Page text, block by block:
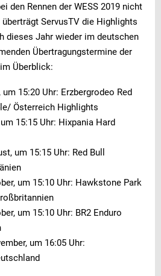
den Rennen der WESS 2019 nicht
überträgt ServusTV die Highlights
dieses Jahr wieder im deutschen
Übertragungstermine der
Überblick:
15:20 Uhr: Erzbergrodeo Red
Österreich Highlights
15:15 Uhr: Hixpania Hard
um 15:15 Uhr: Red Bull
um 15:10 Uhr: Hawkstone Park
um 15:10 Uhr: BR2 Enduro
um 16:05 Uhr: